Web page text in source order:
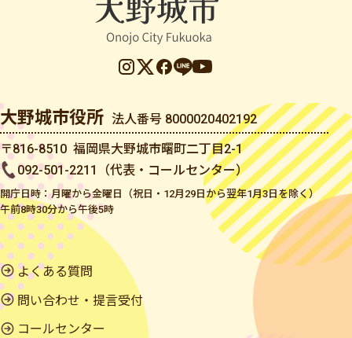
大野城市役所 法人番号 8000020402192
〒816-8510 福岡県大野城市曙町二丁目2-1
092-501-2211（代表・コールセンター）
開庁日時：月曜から金曜日（祝日・12月29日から翌年1月3日を除く）
午前8時30分から午後5時
よくある質問
問い合わせ・提言受付
コールセンター